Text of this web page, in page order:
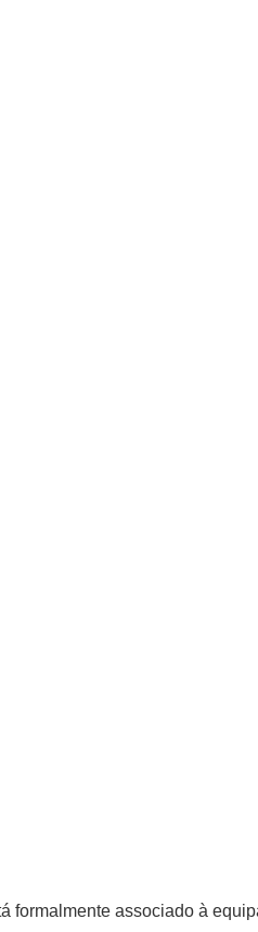
formalmente associado à